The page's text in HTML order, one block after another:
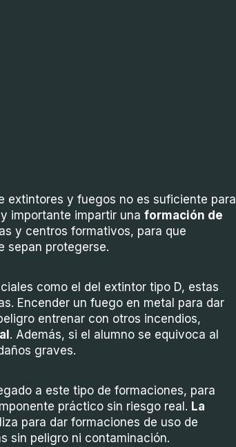
extintores y fuegos no es suficiente para
importante impartir una formación de
y centros formativos, para que
sepan protegerse.
como el del extintor tipo D, estas
Encender un fuego en metal para dar
entrenar con otros incendios,
. Además, si el alumno se equivoca al
graves.
a este tipo de formaciones, para
práctico sin riesgo real. La
para dar formaciones de uso de
sin peligro ni contaminación.